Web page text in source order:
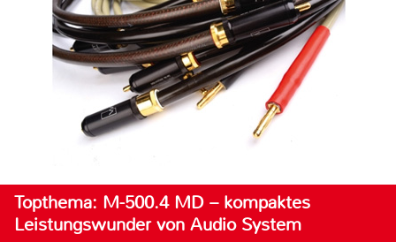
Topthema: M-500.4 MD – kompaktes
Leistungswunder von Audio System